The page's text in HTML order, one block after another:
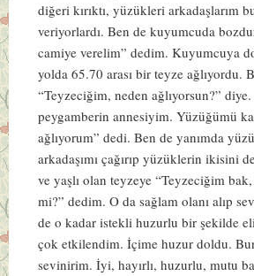
diğeri kırıktı, yüzükleri arkadaşlarım
veriyorlardı. Ben de kuyumcuda
camiye verelim” dedim. Kuyumcuya
yolda 65.70 arası bir teyze ağlıyordu.
“Teyzeciğim, neden ağlıyorsun?”
peygamberin annesiyim. Yüzüğümü
ağlıyorum” dedi. Ben de yanımda
arkadaşımı çağırıp yüzüklerin ikisini
ve yaşlı olan teyzeye “Teyzeciğim
mi?” dedim. O da sağlam olanı alıp
de o kadar istekli huzurlu bir şekilde
çok etkilendim. İçime huzur doldu.
sevinirim. İyi, hayırlı, huzurlu, mutu